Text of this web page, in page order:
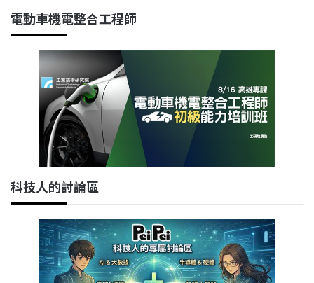
電動車機電整合工程師
科技人的討論區